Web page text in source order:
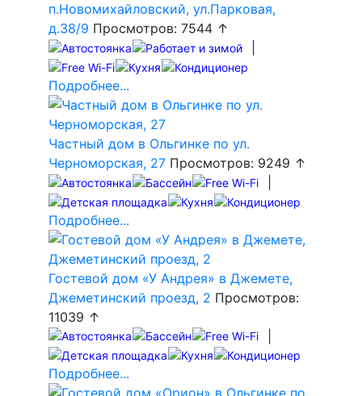
п.Новомихайловский, ул.Парковая,
д.38/9 Просмотров: 7544 ↑
Подробнее...
Частный дом в Ольгинке по ул.
Черноморская, 27 Просмотров: 9249 ↑
Подробнее...
Гостевой дом «У Андрея» в Джемете,
Джеметинский проезд, 2 Просмотров:
11039 ↑
Подробнее...